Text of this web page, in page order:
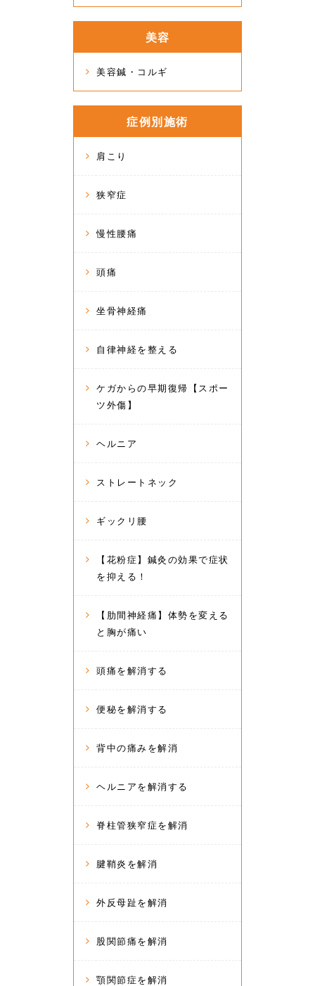
美容
美容鍼・コルギ
症例別施術
肩こり
狭窄症
慢性腰痛
頭痛
坐骨神経痛
自律神経を整える
ケガからの早期復帰【スポー
ツ外傷】
ヘルニア
ストレートネック
ギックリ腰
【花粉症】鍼灸の効果で症状
を抑える！
【肋間神経痛】体勢を変える
と胸が痛い
頭痛を解消する
便秘を解消する
背中の痛みを解消
ヘルニアを解消する
脊柱管狭窄症を解消
腱鞘炎を解消
外反母趾を解消
股関節痛を解消
顎関節症を解消